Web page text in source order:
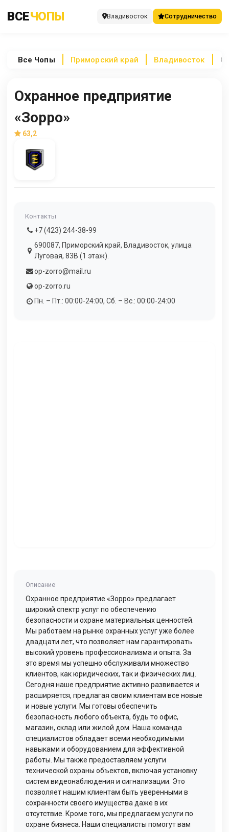
ВСЕЧОПЫ Владивосток Сотрудничество
Все Чопы Приморский край Владивосток
Охранное предприятие
«Зорро»
63,2
Контакты
+7 (423) 244-38-99
690087, Приморский край, Владивосток, улица
Луговая, 83В (1 этаж).
op-zorro@mail.ru
op-zorro.ru
Пн. – Пт.: 00:00-24:00, Сб. – Вс.: 00:00-24:00
Описание
Охранное предприятие «Зорро» предлагает
широкий спектр услуг по обеспечению
безопасности и охране материальных ценностей.
Мы работаем на рынке охранных услуг уже более
двадцати лет, что позволяет нам гарантировать
высокий уровень профессионализма и опыта. За
это время мы успешно обслуживали множество
клиентов, как юридических, так и физических лиц.
Сегодня наше предприятие активно развивается и
расширяется, предлагая своим клиентам все новые
и новые услуги. Мы готовы обеспечить
безопасность любого объекта, будь то офис,
магазин, склад или жилой дом. Наша команда
специалистов обладает всеми необходимыми
навыками и оборудованием для эффективной
работы. Мы также предоставляем услуги
технической охраны объектов, включая установку
систем видеонаблюдения и сигнализации. Это
позволяет нашим клиентам быть уверенными в
сохранности своего имущества даже в их
отсутствие. Кроме того, мы предлагаем услуги по
охране бизнеса. Наши специалисты помогут вам